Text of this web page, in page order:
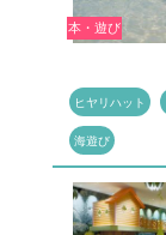
本・遊び
ヒヤリハット
海遊び